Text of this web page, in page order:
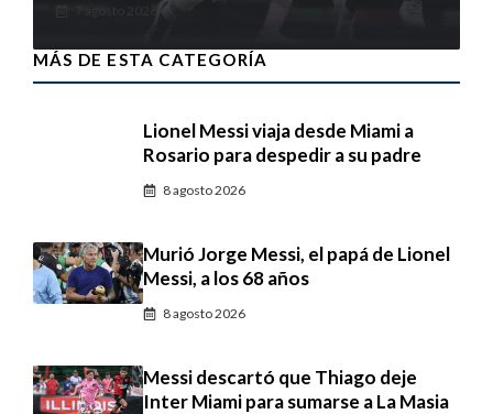
MÁS DE ESTA CATEGORÍA
Lionel Messi viaja desde Miami a
Rosario para despedir a su padre
8 agosto 2026
Murió Jorge Messi, el papá de Lionel
Messi, a los 68 años
8 agosto 2026
Messi descartó que Thiago deje
Inter Miami para sumarse a La Masia